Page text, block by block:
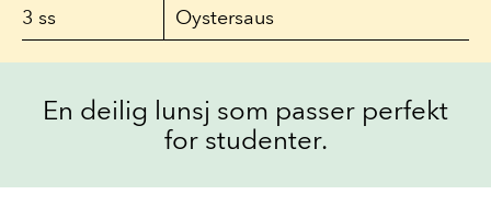
3 ss Oystersaus
En deilig lunsj som passer perfekt
for studenter.